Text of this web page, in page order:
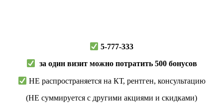
5-777-333
за один визит можно потратить 500 бонусов
НЕ распространяется на КТ, рентген, консультацию
(НЕ суммируется с другими акциями и скидками)